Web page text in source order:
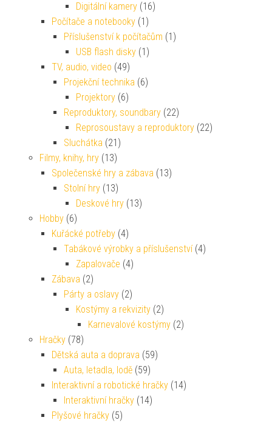
Digitální kamery (16)
Počítače a notebooky (1)
Příslušenství k počítačům (1)
USB flash disky (1)
TV, audio, video (49)
Projekční technika (6)
Projektory (6)
Reproduktory, soundbary (22)
Reprosoustavy a reproduktory (22)
Sluchátka (21)
Filmy, knihy, hry (13)
Společenské hry a zábava (13)
Stolní hry (13)
Deskové hry (13)
Hobby (6)
Kuřácké potřeby (4)
Tabákové výrobky a příslušenství (4)
Zapalovače (4)
Zábava (2)
Párty a oslavy (2)
Kostýmy a rekvizity (2)
Karnevalové kostýmy (2)
Hračky (78)
Dětská auta a doprava (59)
Auta, letadla, lodě (59)
Interaktivní a robotické hračky (14)
Interaktivní hračky (14)
Plyšové hračky (5)